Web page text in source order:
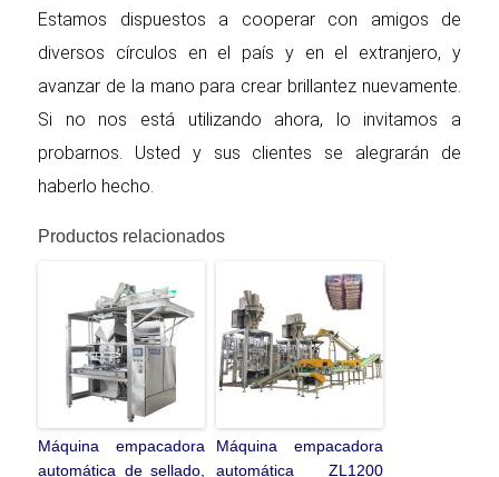
Estamos dispuestos a cooperar con amigos de
diversos círculos en el país y en el extranjero, y
avanzar de la mano para crear brillantez nuevamente.
Si no nos está utilizando ahora, lo invitamos a
probarnos. Usted y sus clientes se alegrarán de
haberlo hecho.
Productos relacionados
Máquina empacadora
automática de sellado,
Máquina empacadora
automática ZL1200